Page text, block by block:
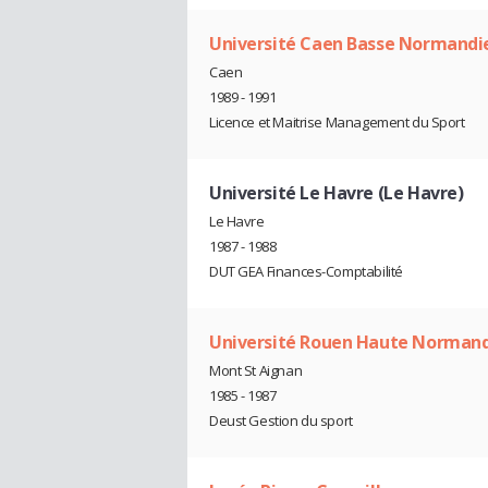
Université Caen Basse
Caen
1989 - 1991
Licence et Maitrise Management du Sport
Université Le Havre (Le Havre)
Le Havre
1987 - 1988
DUT GEA Finances-Comptabilité
Université Rouen Haute
Mont St Aignan
1985 - 1987
Deust Gestion du sport